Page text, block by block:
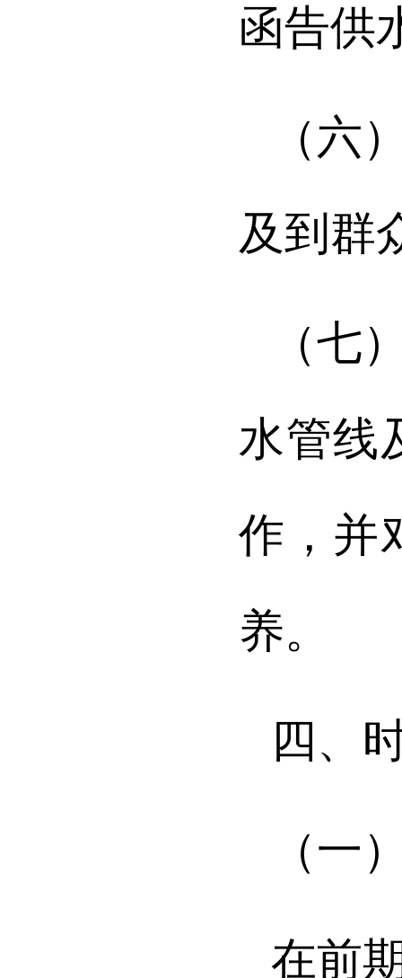
函告供
（六
及到群
（七
水管线
作，并
养。
四、
（一
在前